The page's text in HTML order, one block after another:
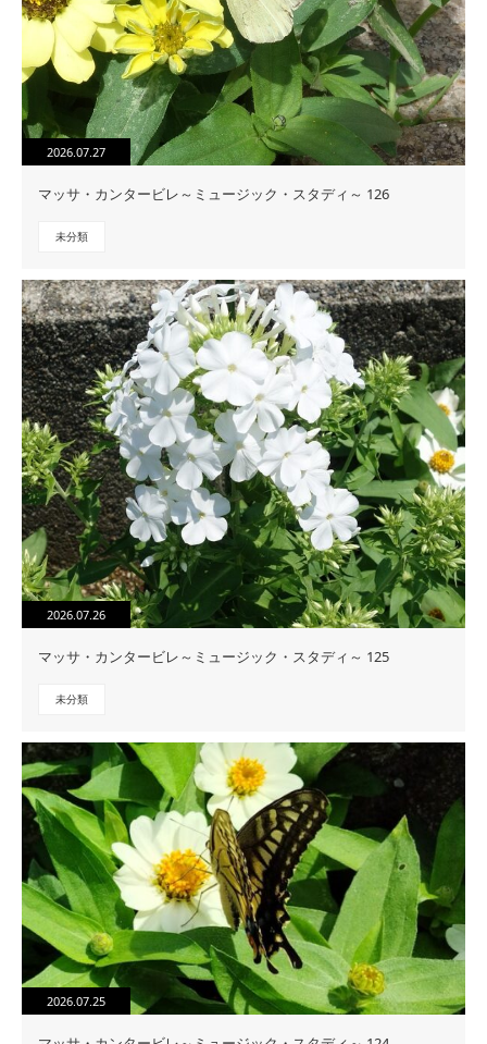
2026.07.27
マッサ・カンタービレ～ミュージック・スタディ～ 126
未分類
2026.07.26
マッサ・カンタービレ～ミュージック・スタディ～ 125
未分類
2026.07.25